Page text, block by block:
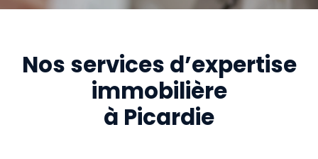
Nos services d’expertise
immobilière
à Picardie